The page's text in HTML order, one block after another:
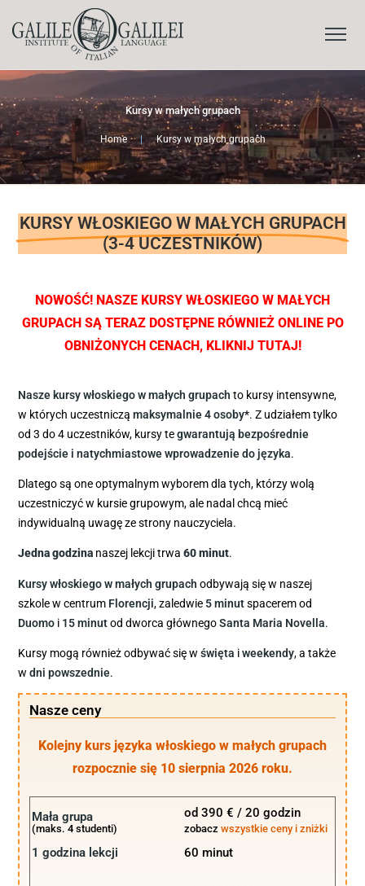
Kursy w małych grupach
Home | Kursy w małych grupach
KURSY WŁOSKIEGO W MAŁYCH GRUPACH
(3-4 UCZESTNIKÓW)
NOWOŚĆ! NASZE KURSY WŁOSKIEGO W MAŁYCH
GRUPACH SĄ TERAZ DOSTĘPNE RÓWNIEŻ ONLINE PO
OBNIŻONYCH CENACH, KLIKNIJ TUTAJ!
Nasze kursy włoskiego w małych grupach to kursy intensywne,
w których uczestniczą maksymalnie 4 osoby*. Z udziałem tylko
od 3 do 4 uczestników, kursy tegwarantują bezpośrednie
podejście i natychmiastowe wprowadzenie do języka.
Dlatego są one optymalnym wyborem dla tych, którzy wolą
uczestniczyć w kursie grupowym, ale nadal chcą mieć
indywidualną uwagę ze strony nauczyciela.
Jednagodzina naszej lekcji trwa 60 minut.
Kursy włoskiego w małych grupach odbywają się w naszej
szkole w centrum Florencji, zaledwie 5 minutspacerem od
Duomo i 15 minutod dworca głównegoSanta Maria Novella.
Kursy mogą również odbywać się w święta iweekendy, a także
w dni powszednie.
Nasze ceny
Kolejny kurs języka włoskiego w małych grupach
rozpocznie się 10 sierpnia 2026 roku.
Mała grupa
(maks. 4 studenti)
od 390 € / 20 godzin
zobacz wszystkie ceny i zniżki
1 godzina lekcji 60 minut